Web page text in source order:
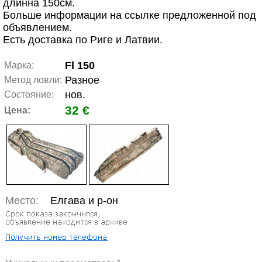
длинна 150см.
Больше информации на ссылке предложенной под
объявлением.
Есть доставка по Риге и Латвии.
Марка: Fl 150
Метод ловли: Разное
Состояние: нов.
Цена: 32 €
Место: Елгава и р-он